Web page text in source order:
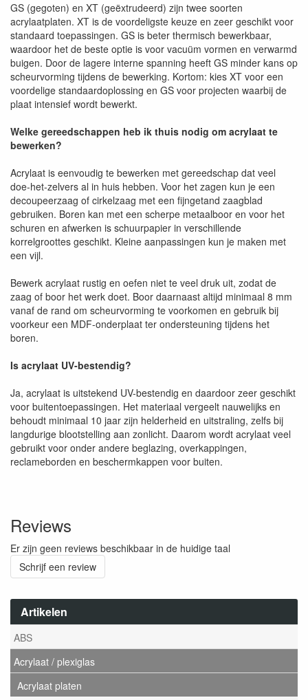
Artikelen
ABS
Acrylaat / plexiglas
Acrylaat platen
GS (gegoten) en XT (geëxtrudeerd) zijn twee soorten
acrylaatplaten. XT is de voordeligste keuze en zeer geschikt voor
standaard toepassingen. GS is beter thermisch bewerkbaar,
waardoor het de beste optie is voor vacuüm vormen en verwarmd
buigen. Door de lagere interne spanning heeft GS minder kans op
scheurvorming tijdens de bewerking. Kortom: kies XT voor een
voordelige standaardoplossing en GS voor projecten waarbij de
plaat intensief wordt bewerkt.
Welke gereedschappen heb ik thuis nodig om acrylaat te
bewerken?
Acrylaat is eenvoudig te bewerken met gereedschap dat veel
doe-het-zelvers al in huis hebben. Voor het zagen kun je een
decoupeerzaag of cirkelzaag met een fijngetand zaagblad
gebruiken. Boren kan met een scherpe metaalboor en voor het
schuren en afwerken is schuurpapier in verschillende
korrelgroottes geschikt. Kleine aanpassingen kun je maken met
een vijl.
Bewerk acrylaat rustig en oefen niet te veel druk uit, zodat de
zaag of boor het werk doet. Boor daarnaast altijd minimaal 8 mm
vanaf de rand om scheurvorming te voorkomen en gebruik bij
voorkeur een MDF-onderplaat ter ondersteuning tijdens het
boren.
Is acrylaat UV-bestendig?
Ja, acrylaat is uitstekend UV-bestendig en daardoor zeer geschikt
voor buitentoepassingen. Het materiaal vergeelt nauwelijks en
behoudt minimaal 10 jaar zijn helderheid en uitstraling, zelfs bij
langdurige blootstelling aan zonlicht. Daarom wordt acrylaat veel
gebruikt voor onder andere beglazing, overkappingen,
reclameborden en beschermkappen voor buiten.
Reviews
Er zijn geen reviews beschikbaar in de huidige taal
Schrijf een review